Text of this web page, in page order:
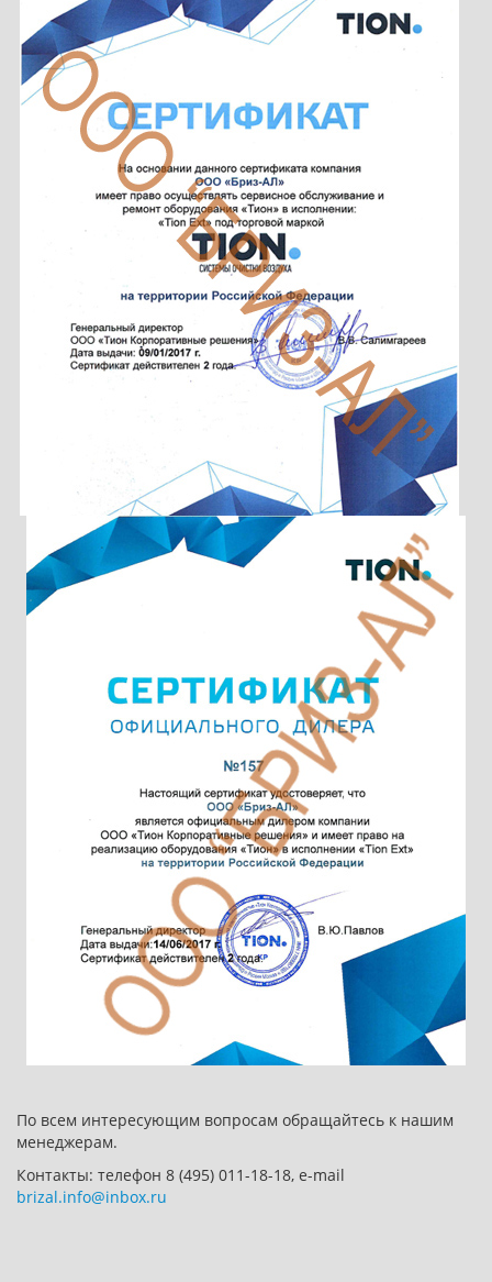
По всем интересующим вопросам обращайтесь к нашим
менеджерам.
Контакты: телефон 8 (495) 011-18-18, e-mail
brizal.info@inbox.ru